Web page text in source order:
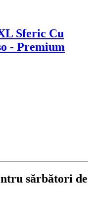
Sferic Cu
- Premium
sărbători de